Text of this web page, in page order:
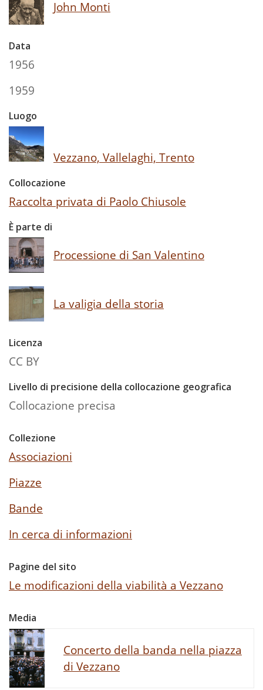
John Monti
Data
1956
1959
Luogo
Vezzano, Vallelaghi, Trento
Collocazione
Raccolta privata di Paolo Chiusole
È parte di
Processione di San Valentino
La valigia della storia
Licenza
CC BY
Livello di precisione della collocazione geografica
Collocazione precisa
Collezione
Associazioni
Piazze
Bande
In cerca di informazioni
Pagine del sito
Le modificazioni della viabilità a Vezzano
Media
Concerto della banda nella piazza
di Vezzano